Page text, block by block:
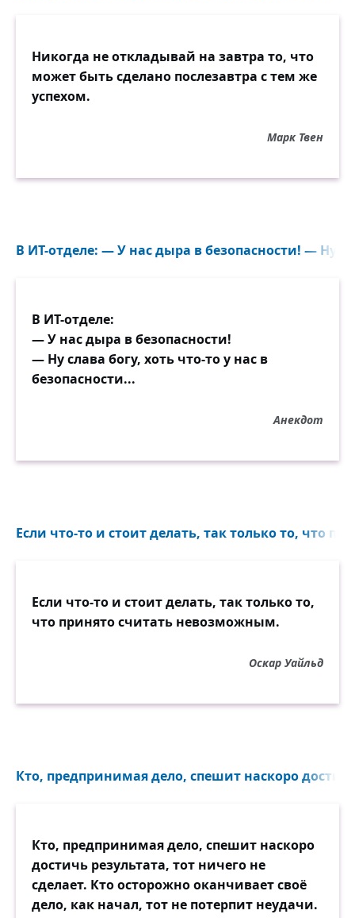
Никогда не откладывай на завтра то, что
может быть сделано послезавтра с тем же
успехом.
Марк Твен
В ИТ-отделе: — У нас дыра в безопасности! — Ну
В ИТ-отделе:
— У нас дыра в безопасности!
— Ну слава богу, хоть что-то у нас в
безопасности...
Анекдот
Если что-то и стоит делать, так только то, что
Если что-то и стоит делать, так только то,
что принято считать невозможным.
Оскар Уайльд
Кто, предпринимая дело, спешит наскоро
Кто, предпринимая дело, спешит наскоро
достичь результата, тот ничего не
сделает. Кто осторожно оканчивает своё
дело, как начал, тот не потерпит неудачи.